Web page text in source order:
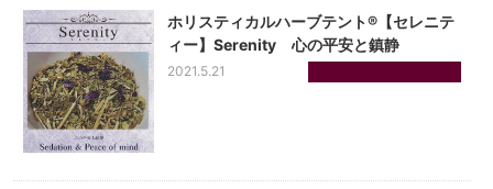
ホリスティカルハーブテント®【セレニテ
ィー】Serenity 心の平安と鎮静
2021.5.21